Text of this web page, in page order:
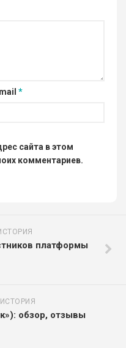
*
сайта в этом
комментариев.
платформы
обзор, отзывы